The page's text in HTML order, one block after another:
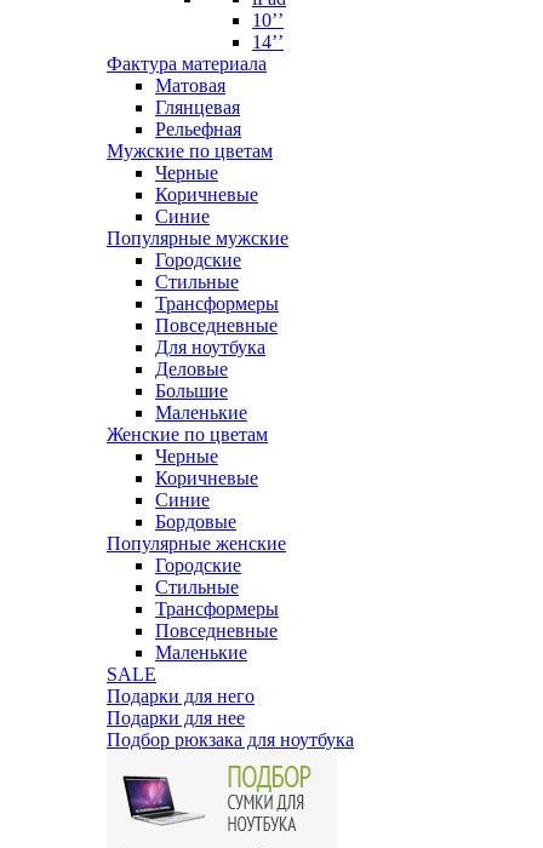
10’’
14’’
Фактура материала
Матовая
Глянцевая
Рельефная
Мужские по цветам
Черные
Коричневые
Синие
Популярные мужские
Городские
Стильные
Трансформеры
Повседневные
Для ноутбука
Деловые
Большие
Маленькие
Женские по цветам
Черные
Коричневые
Синие
Бордовые
Популярные женские
Городские
Стильные
Трансформеры
Повседневные
Маленькие
SALE
Подарки для него
Подарки для нее
Подбор рюкзака для ноутбука